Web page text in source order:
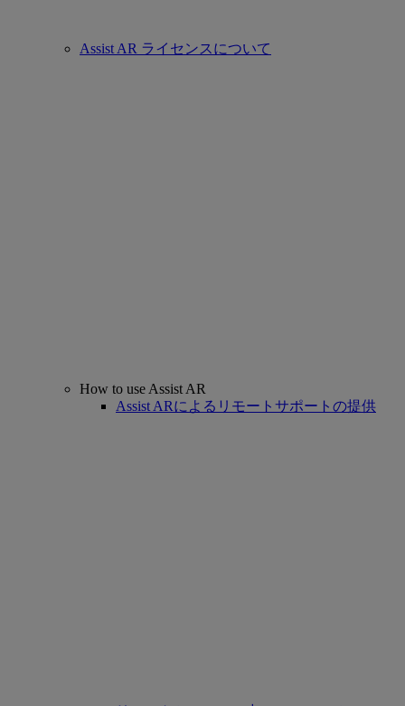
Assist AR ライセンスについて
How to use Assist AR
Assist ARによるリモートサポートの提供